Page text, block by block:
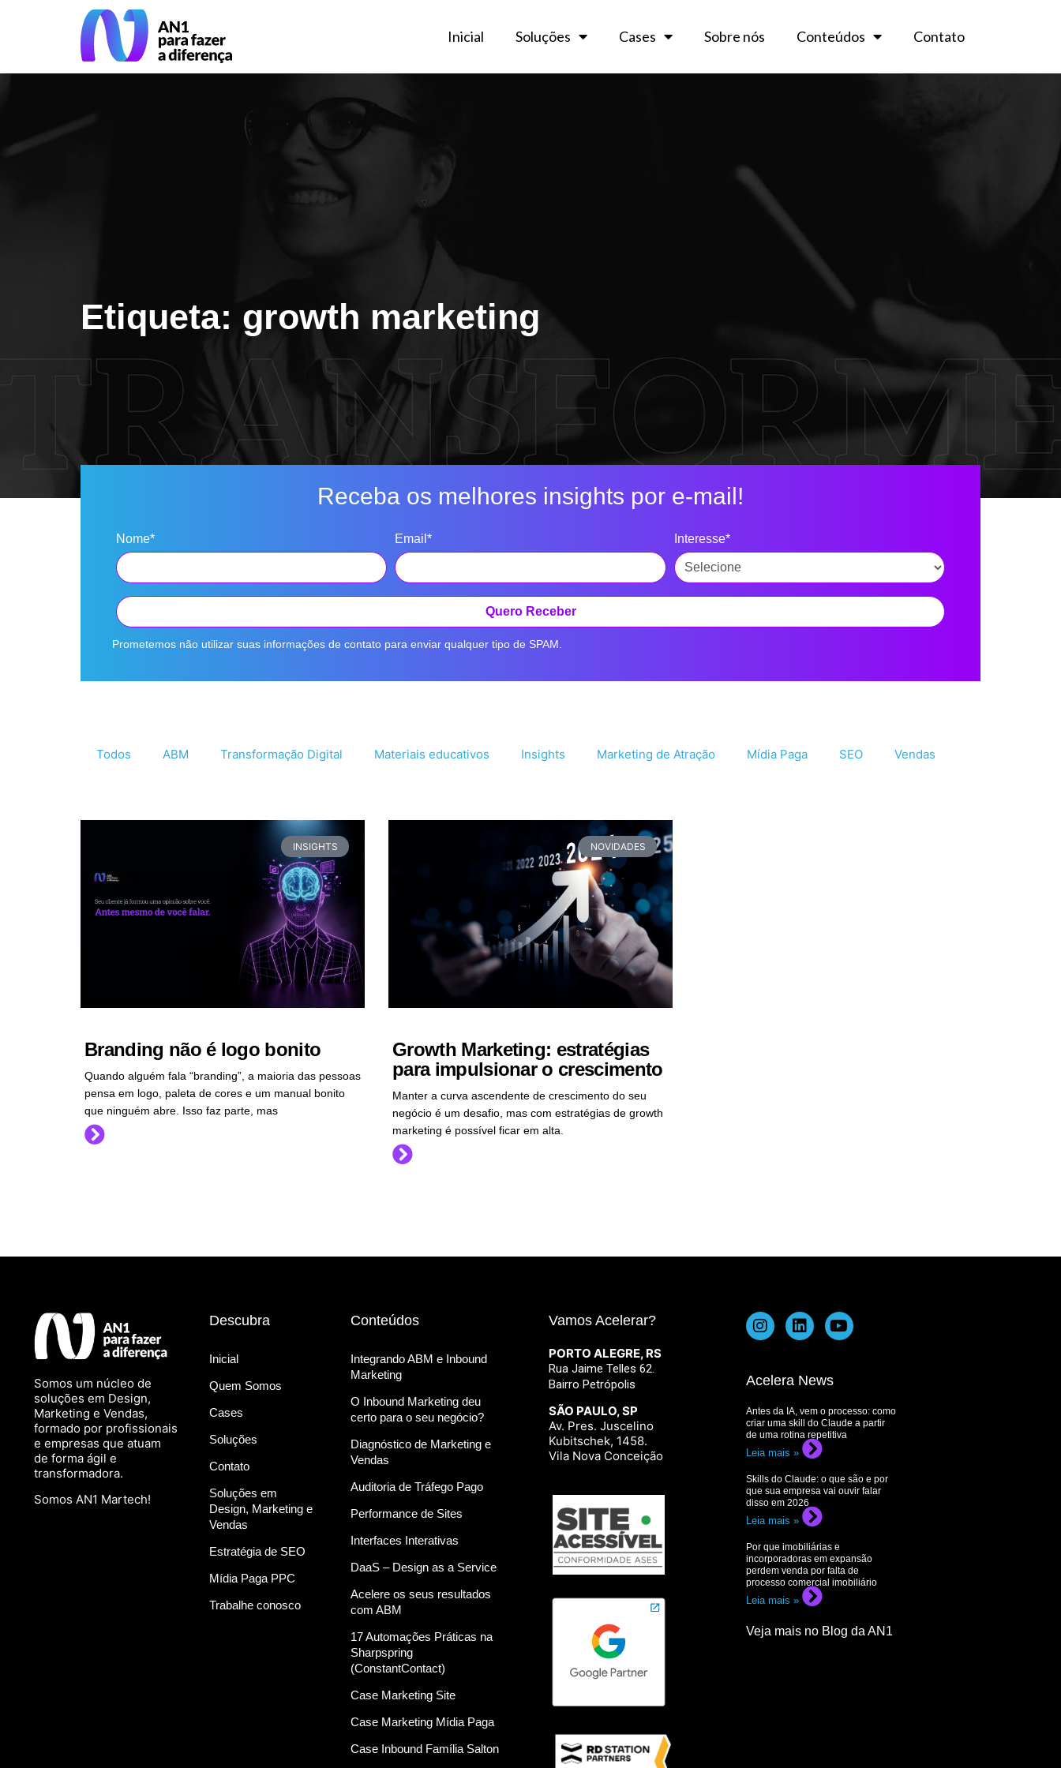
Inicial Soluções Cases Sobre nós Conteúdos Contato
Etiqueta: growth marketing
Receba os melhores insights por e-mail!
Nome* Email* Interesse*
Quero Receber
Prometemos não utilizar suas informações de contato para enviar qualquer tipo de SPAM.
Todos ABM Transformação Digital Materiais educativos Insights Marketing de Atração Mídia Paga SEO Vendas
INSIGHTS
Branding não é logo bonito
Quando alguém fala “branding”, a maioria das pessoas
pensa em logo, paleta de cores e um manual bonito
que ninguém abre. Isso faz parte, mas
NOVIDADES
Growth Marketing: estratégias
para impulsionar o crescimento
Manter a curva ascendente de crescimento do seu
negócio é um desafio, mas com estratégias de growth
marketing é possível ficar em alta.
Somos um núcleo de
soluções em Design,
Marketing e Vendas,
formado por profissionais
e empresas que atuam
de forma ágil e
transformadora.
Somos AN1 Martech!
Descubra
Inicial
Quem Somos
Cases
Soluções
Contato
Soluções em
Design, Marketing e
Vendas
Estratégia de SEO
Mídia Paga PPC
Trabalhe conosco
Conteúdos
Integrando ABM e Inbound
Marketing
O Inbound Marketing deu
certo para o seu negócio?
Diagnóstico de Marketing e
Vendas
Auditoria de Tráfego Pago
Performance de Sites
Interfaces Interativas
DaaS – Design as a Service
Acelere os seus resultados
com ABM
17 Automações Práticas na
Sharpspring
(ConstantContact)
Case Marketing Site
Case Marketing Mídia Paga
Case Inbound Família Salton
Vamos Acelerar?
PORTO ALEGRE, RS
Rua Jaime Telles 62.
Bairro Petrópolis
SÃO PAULO, SP
Av. Pres. Juscelino
Kubitschek, 1458.
Vila Nova Conceição
Acelera News
Antes da IA, vem o processo: como
criar uma skill do Claude a partir
de uma rotina repetitiva
Leia mais »
Skills do Claude: o que são e por
que sua empresa vai ouvir falar
disso em 2026
Leia mais »
Por que imobiliárias e
incorporadoras em expansão
perdem venda por falta de
processo comercial imobiliário
Leia mais »
Veja mais no Blog da AN1